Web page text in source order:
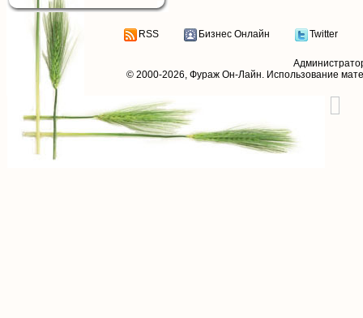
RSS Бизнес Онлайн Twitter
© 2000-2026, Фураж Он-Лайн. Использование